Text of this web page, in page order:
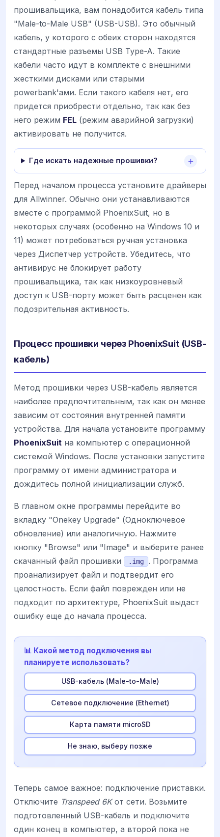
прошивальщика, вам понадобится кабель типа
"Male-to-Male USB" (USB-USB). Это обычный
кабель, у которого с обеих сторон находятся
стандартные разъемы USB Type-A. Такие
кабели часто идут в комплекте с внешними
жесткими дисками или старыми
powerbank'ами. Если такого кабеля нет, его
придется приобрести отдельно, так как без
него режим FEL (режим аварийной загрузки)
активировать не получится.
Где искать надежные прошивки?
Перед началом процесса установите драйверы
для Allwinner. Обычно они устанавливаются
вместе с программой PhoenixSuit, но в
некоторых случаях (особенно на Windows 10 и
11) может потребоваться ручная установка
через Диспетчер устройств. Убедитесь, что
антивирус не блокирует работу
прошивальщика, так как низкоуровневый
доступ к USB-порту может быть расценен как
подозрительная активность.
Процесс прошивки через PhoenixSuit (USB-
кабель)
Метод прошивки через USB-кабель является
наиболее предпочтительным, так как он менее
зависим от состояния внутренней памяти
устройства. Для начала установите программу
PhoenixSuit на компьютер с операционной
системой Windows. После установки запустите
программу от имени администратора и
дождитесь полной инициализации служб.
В главном окне программы перейдите во
вкладку "Onekey Upgrade" (Одноключевое
обновление) или аналогичную. Нажмите
кнопку "Browse" или "Image" и выберите ранее
скачанный файл прошивки
.img
. Программа
проанализирует файл и подтвердит его
целостность. Если файл поврежден или не
подходит по архитектуре, PhoenixSuit выдаст
ошибку еще до начала процесса.
📊 Какой метод подключения вы
планируете использовать?
USB-кабель (Male-to-Male)
Сетевое подключение (Ethernet)
Карта памяти microSD
Не знаю, выберу позже
Теперь самое важное: подключение приставки.
Отключите Transpeed 6Kот сети. Возьмите
подготовленный USB-кабель и подключите
один конец в компьютер, а второй пока не